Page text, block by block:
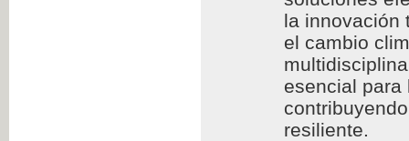
la innovación
el cambio
esencial para
resiliente.